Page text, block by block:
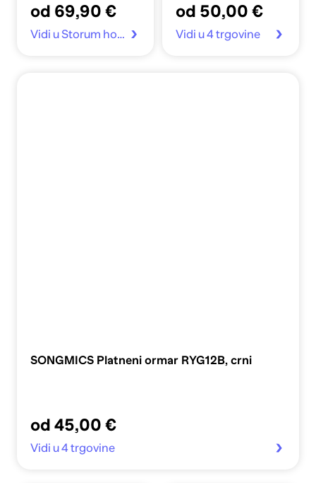
od 69,90 €
Vidi u Storum home
od 50,00 €
Vidi u 4 trgovine
SONGMICS Platneni ormar RYG12B, crni
od 45,00 €
Vidi u 4 trgovine